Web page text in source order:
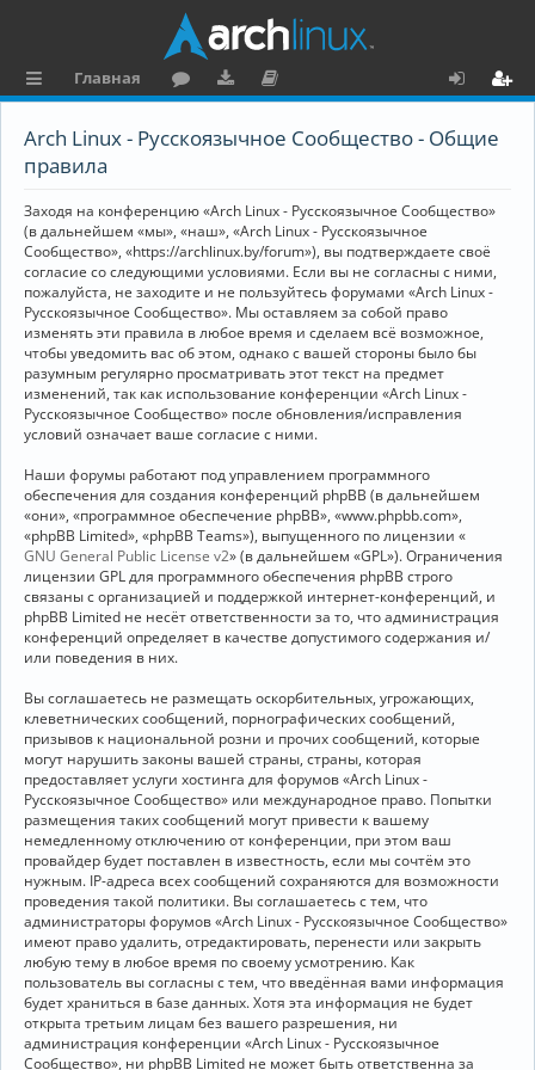
ы
к
и
Главная
ру
ру
и
ку
е
н
та
ц
и
я
о
Arch Linux - Русскоязычное Сообщество - Общие
правила
Заходя на конференцию «Arch Linux - Русскоязычное Сообщество»
(в дальнейшем «мы», «наш», «Arch Linux - Русскоязычное
Сообщество», «https://archlinux.by/forum»), вы подтверждаете своё
согласие со следующими условиями. Если вы не согласны с ними,
пожалуйста, не заходите и не пользуйтесь форумами «Arch Linux -
Русскоязычное Сообщество». Мы оставляем за собой право
изменять эти правила в любое время и сделаем всё возможное,
чтобы уведомить вас об этом, однако с вашей стороны было бы
разумным регулярно просматривать этот текст на предмет
изменений, так как использование конференции «Arch Linux -
Русскоязычное Сообщество» после обновления/исправления
условий означает ваше согласие с ними.
Наши форумы работают под управлением программного
обеспечения для создания конференций phpBB (в дальнейшем
«они», «программное обеспечение phpBB», «www.phpbb.com»,
«phpBB Limited», «phpBB Teams»), выпущенного по лицензии «
GNU General Public License v2» (в дальнейшем «GPL»). Ограничения
лицензии GPL для программного обеспечения phpBB строго
связаны с организацией и поддержкой интернет-конференций, и
phpBB Limited не несёт ответственности за то, что администрация
конференций определяет в качестве допустимого содержания и/
или поведения в них.
Вы соглашаетесь не размещать оскорбительных, угрожающих,
клеветнических сообщений, порнографических сообщений,
призывов к национальной розни и прочих сообщений, которые
могут нарушить законы вашей страны, страны, которая
предоставляет услуги хостинга для форумов «Arch Linux -
Русскоязычное Сообщество» или международное право. Попытки
размещения таких сообщений могут привести к вашему
немедленному отключению от конференции, при этом ваш
провайдер будет поставлен в известность, если мы сочтём это
нужным. IP-адреса всех сообщений сохраняются для возможности
проведения такой политики. Вы соглашаетесь с тем, что
администраторы форумов «Arch Linux - Русскоязычное Сообщество»
имеют право удалить, отредактировать, перенести или закрыть
любую тему в любое время по своему усмотрению. Как
пользователь вы согласны с тем, что введённая вами информация
будет храниться в базе данных. Хотя эта информация не будет
открыта третьим лицам без вашего разрешения, ни
администрация конференции «Arch Linux - Русскоязычное
Сообщество», ни phpBB Limited не может быть ответственна за